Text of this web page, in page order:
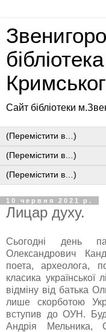
Сайт бібліотеки
10 червня 2021 р.
Лицар духу.
Сьогодні день
Олександрович
поета, археолога,
класика
відміну від батька
лише скорботою
вступив до ОУН.
Андрія Мельника,